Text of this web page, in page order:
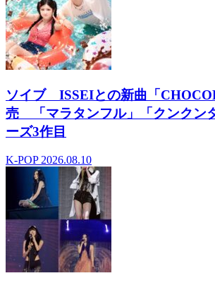
ソイブ ISSEIとの新曲「
売 「マラタンフル」「クンクン
ーズ3作目
K-POP2026.08.10